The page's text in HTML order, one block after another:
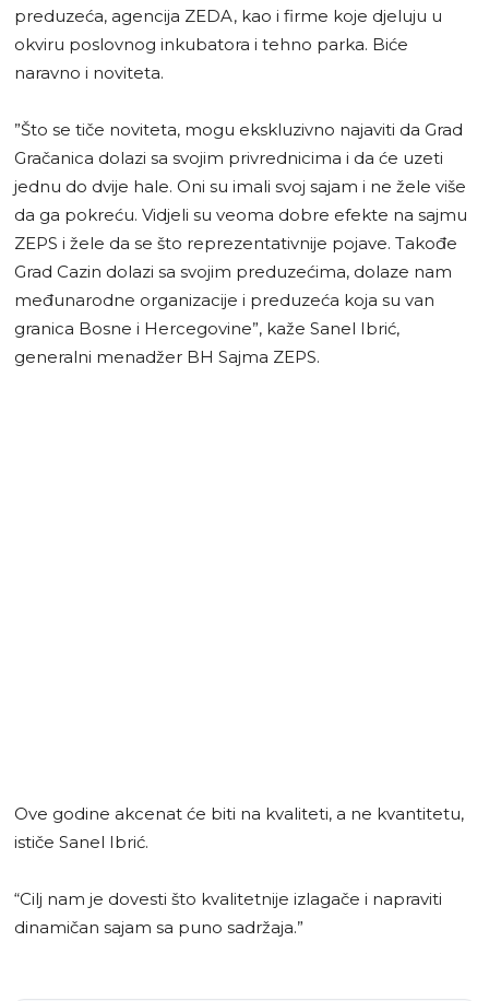
preduzeća, agencija ZEDA, kao i firme koje djeluju u
okviru poslovnog inkubatora i tehno parka. Biće
naravno i noviteta.
”Što se tiče noviteta, mogu ekskluzivno najaviti da Grad
Gračanica dolazi sa svojim privrednicima i da će uzeti
jednu do dvije hale. Oni su imali svoj sajam i ne žele više
da ga pokreću. Vidjeli su veoma dobre efekte na sajmu
ZEPS i žele da se što reprezentativnije pojave. Takođe
Grad Cazin dolazi sa svojim preduzećima, dolaze nam
međunarodne organizacije i preduzeća koja su van
granica Bosne i Hercegovine”, kaže Sanel Ibrić,
generalni menadžer BH Sajma ZEPS.
Ove godine akcenat će biti na kvaliteti, a ne kvantitetu,
ističe Sanel Ibrić.
“Cilj nam je dovesti što kvalitetnije izlagače i napraviti
dinamičan sajam sa puno sadržaja.”